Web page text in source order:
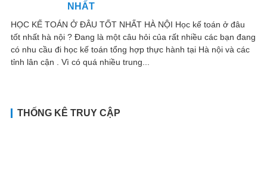
NHẤT
HỌC KẾ TOÁN Ở ĐÂU TỐT NHẤT HÀ NỘI Học kế toán ở đâu
tốt nhất hà nội ? Đang là một câu hỏi của rất nhiều các bạn đang
có nhu cầu đi học kế toán tổng hợp thực hành tại Hà nội và các
tỉnh lân cận . Vì có quá nhiều trung...
THỐNG KÊ TRUY CẬP